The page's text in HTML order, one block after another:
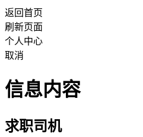
返回首页
刷新页面
个人中心
取消
信息内容
求职司机